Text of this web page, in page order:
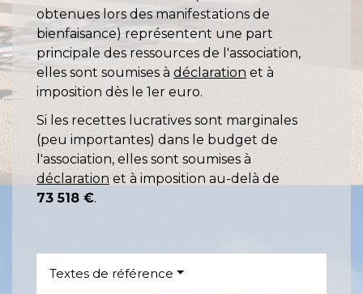
obtenues lors des manifestations de
bienfaisance) représentent une part
principale des ressources de l'association,
elles sont soumises à déclaration et à
imposition dès le 1er euro.
Si les recettes lucratives sont marginales
(peu importantes) dans le budget de
l'association, elles sont soumises à
déclaration et à imposition au-delà de
73 518 €.
Textes de référence